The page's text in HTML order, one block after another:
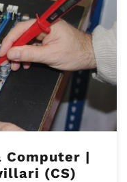
Computer |
(CS)